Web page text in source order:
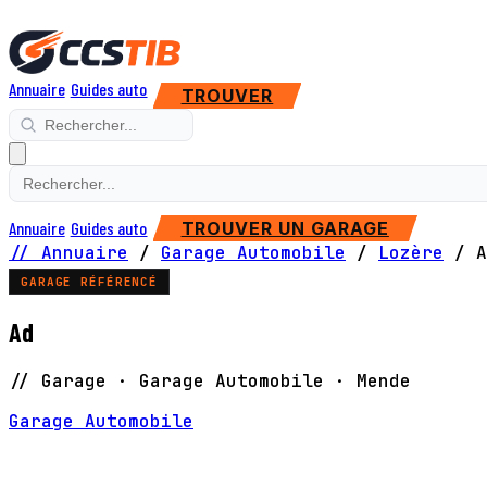
Annuaire Guides auto TROUVER
Annuaire Guides auto TROUVER UN GARAGE
// Annuaire / Garage Automobile / Lozère /
GARAGE RÉFÉRENCÉ
Ad
// Garage · Garage Automobile · Mende
Garage Automobile